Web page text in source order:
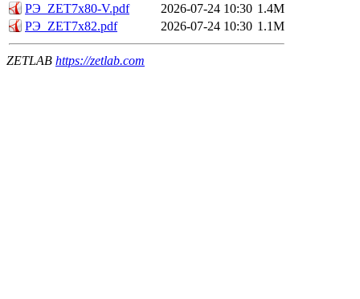
РЭ_ZET7x80-V.pdf
2026-07-24 10:30 1.4M
РЭ_ZET7x82.pdf
2026-07-24 10:30 1.1M
ZETLAB https://zetlab.com